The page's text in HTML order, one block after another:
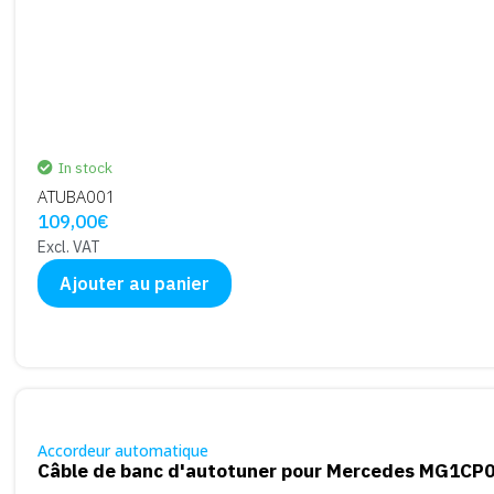
In stock
ATUBA001
109,00€
Excl. VAT
Ajouter au panier
Accordeur automatique
Câble de banc d'autotuner pour Mercedes